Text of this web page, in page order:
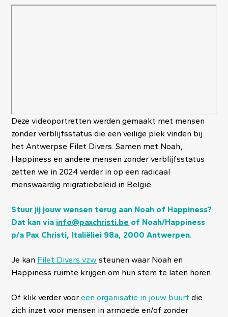
Deze videoportretten werden gemaakt met mensen
zonder verblijfsstatus die een veilige plek vinden bij
het Antwerpse Filet Divers.Samen met Noah,
Happiness en andere mensen zonder verblijfsstatus
zetten we in 2024 verder in op een radicaal
menswaardig migratiebeleid in België.
Stuur jij jouw wensen terug aan Noah of Happiness?
Dat kan via info@paxchristi.be of Noah/Happiness
p/a Pax Christi, Italiëliei 98a, 2000 Antwerpen.
Je kan Filet Divers vzw steunen waar Noah en
Happiness ruimte krijgen om hun stem te laten horen.
Of klik verder vooreen organisatie in jouw buurt die
zich inzet voor mensen in armoede en/of zonder